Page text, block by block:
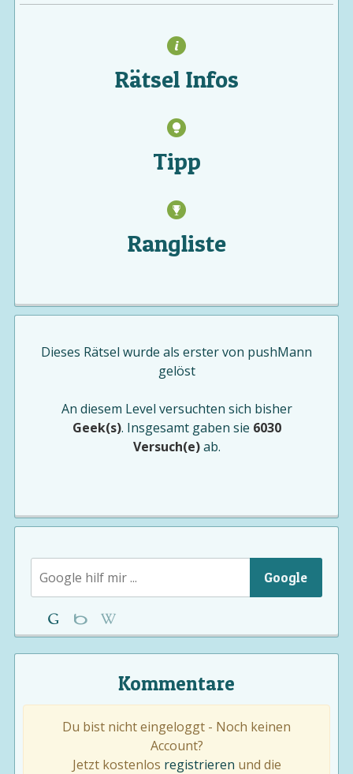
Rätsel Infos
Tipp
Rangliste
Dieses Rätsel wurde als erster von pushMann
gelöst
An diesem Level versuchten sich bisher
Geek(s). Insgesamt gaben sie 6030
Versuch(e)ab.
Google
Kommentare
Du bist nicht eingeloggt - Noch keinen
Account?
Jetzt kostenlos registrieren und die